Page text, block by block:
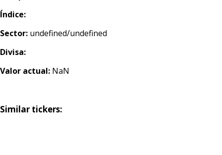
Índice:
Sector: undefined/undefined
Divisa:
Valor actual: NaN
Similar tickers: